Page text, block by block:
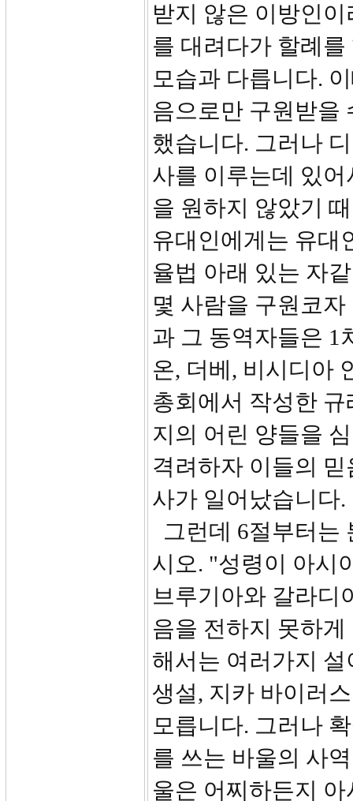
받지 않은 이방인
를 대려다가 할례
모습과 다릅니다.
음으로만 구원받을
했습니다. 그러나
사를 이루는데 있
을 원하지 않았기
유대인에게는 유대
율법 아래 있는 자
몇 사람을 구원코
과 그 동역자들은 1
온, 더베, 비시디아
총회에서 작성한
지의 어린 양들을
격려하자 이들의
사가 일어났습니다.
그런데 6절부터는
시오. "성령이 아시
브루기아와 갈라디
음을 전하지 못하
해서는 여러가지
생설, 지카 바이러
모릅니다. 그러나
를 쓰는 바울의 사
울은 어찌하든지